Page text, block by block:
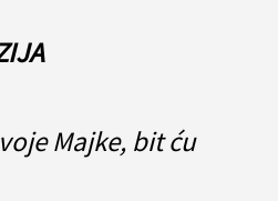
Majke, bit ću